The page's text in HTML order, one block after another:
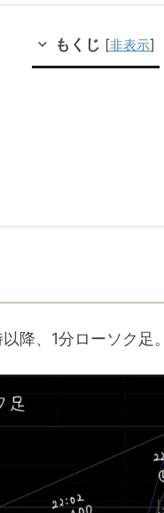
もくじ [非表示]
降、1分ローソク足。